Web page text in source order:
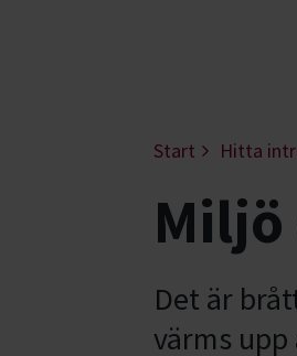
Start Hitta
Det är
värms